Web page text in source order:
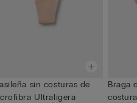
sin costuras de
Ultraligera
Braga